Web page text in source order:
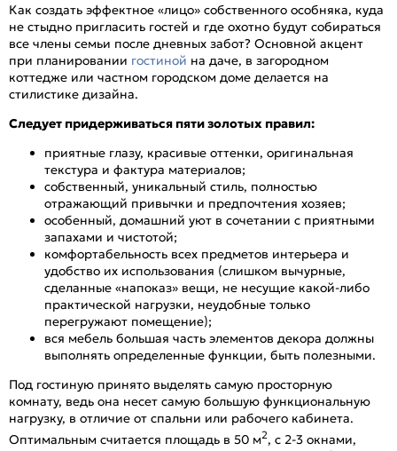
Как создать эффектное «лицо» собственного особняка, куда
не стыдно пригласить гостей и где охотно будут собираться
все члены семьи после дневных забот? Основной акцент
при планировании гостиной на даче, в загородном
коттедже или частном городском доме делается на
стилистике дизайна.
Следует придерживаться пяти золотых правил:
приятные глазу, красивые оттенки, оригинальная
текстура и фактура материалов;
собственный, уникальный стиль, полностью
отражающий привычки и предпочтения хозяев;
особенный, домашний уют в сочетании с приятными
запахами и чистотой;
комфортабельность всех предметов интерьера и
удобство их использования (слишком вычурные,
сделанные «напоказ» вещи, не несущие какой-либо
практической нагрузки, неудобные только
перегружают помещение);
вся мебель большая часть элементов декора должны
выполнять определенные функции, быть полезными.
Под гостиную принято выделять самую просторную
комнату, ведь она несет самую большую функциональную
нагрузку, в отличие от спальни или рабочего кабинета.
Оптимальным считается площадь в 50 м2, с 2-3 окнами,